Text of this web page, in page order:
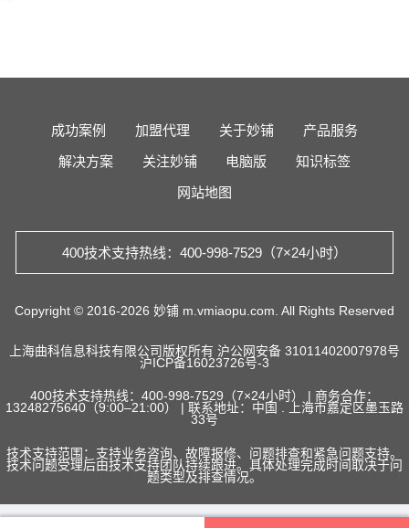
成功案例 加盟代理 关于妙铺
产品服务
解决方案
关注妙铺 电脑版
知识标签
网站地图
400技术支持热线：400-998-7529（7×24小时）
Copyright © 2016-2026 妙铺 m.vmiaopu.com. All Rights Reserved
上海曲科信息科技有限公司版权所有 沪公网安备 31011402007978号
沪ICP备16023726号-3
400技术支持热线：400-998-7529（7×24小时） | 商务合作：
13248275640（9:00–21:00） | 联系地址：中国 . 上海市嘉定区墨玉路
33号
技术支持范围：支持业务咨询、故障报修、问题排查和紧急问题支持。
技术问题受理后由技术支持团队持续跟进。具体处理完成时间取决于问
题类型及排查情况。